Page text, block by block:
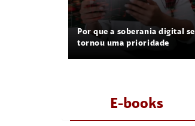
Por que a soberania digital se
tornou uma prioridade
E-books